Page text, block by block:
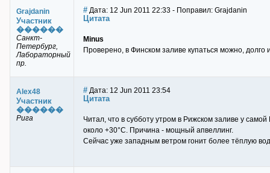
Grajdanin
Участник
������
Санкт-
Петербург,
Лабораторный
пр.
# Дата: 12 Jun 2011 22:33 - Поправил: Grajdanin
Цитата
Minus
Проверено, в Финском заливе купаться можно, долго
Alex48
Участник
������
Рига
# Дата: 12 Jun 2011 23:54
Цитата
Читал, что в субботу утром в Рижском заливе у
около +30°С. Причина - мощный апвеллинг.
Сейчас уже западным ветром гонит более тёплую